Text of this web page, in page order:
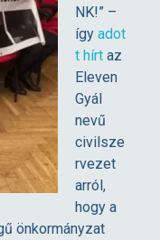
NK!” –
ígyadot
t hírt az
Eleven
Gyál
nevű
civilsze
rvezet
arról,
hogy a
önkormányzat